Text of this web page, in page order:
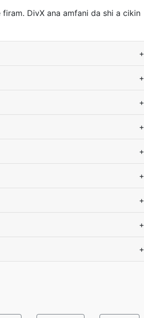
DivX ana amfani da shi a cikin
+
+
+
+
+
+
+
+
+